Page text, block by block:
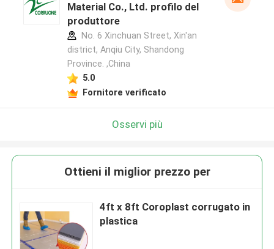
Material Co., Ltd. profilo del
produttore
No. 6 Xinchuan Street, Xin'an
district, Anqiu City, Shandong
Province. ,China
5.0
Fornitore verificato
Osservi più
Ottieni il miglior prezzo per
4ft x 8ft Coroplast corrugato in
plastica